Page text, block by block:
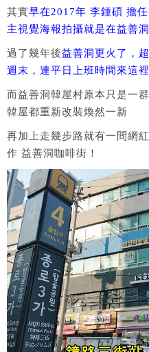
其實早在2017年 李鍾碩 擔
主視覺海報拍攝就是在益善
過了幾年後益善洞更火了，
週末，連平日上班時間來這
而益善洞韓屋村原本只是一
韓屋都重新改裝煥然一新
再加上走幾步路就有一間網
作 益善洞咖啡街！